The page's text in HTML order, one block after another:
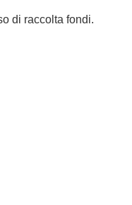
di raccolta fondi.